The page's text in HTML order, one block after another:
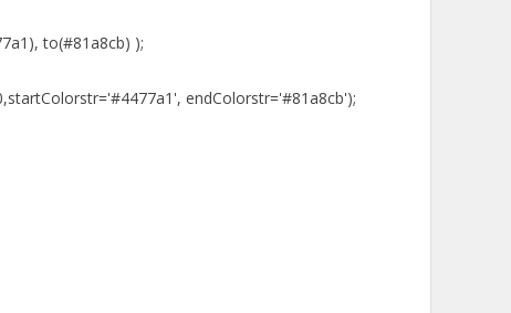
to(#81a8cb) );
endColorstr='#81a8cb');